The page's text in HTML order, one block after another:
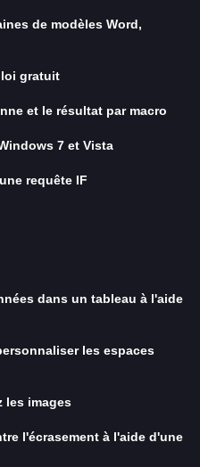
de modèles Word,
gratuit
et le résultat par macro
7 et Vista
requête IF
dans un tableau à l'aide
les espaces
les images
l'écrasement à l'aide d'une